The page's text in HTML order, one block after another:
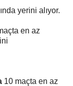
yerini alıyor.
en az
10 maçta en az